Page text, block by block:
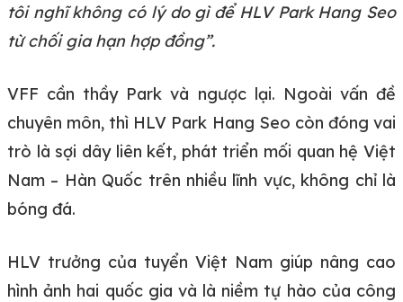
tôi nghĩ không có lý do gì để HLV Park Hang Seo
từ chối gia hạn hợp đồng”.
VFF cần thầy Park và ngược lại. Ngoài vấn đề
chuyên môn, thì HLV Park Hang Seo còn đóng vai
trò là sợi dây liên kết, phát triển mối quan hệ Việt
Nam – Hàn Quốc trên nhiều lĩnh vực, không chỉ là
bóng đá.
HLV trưởng của tuyển Việt Nam giúp nâng cao
hình ảnh hai quốc gia và là niềm tự hào của công